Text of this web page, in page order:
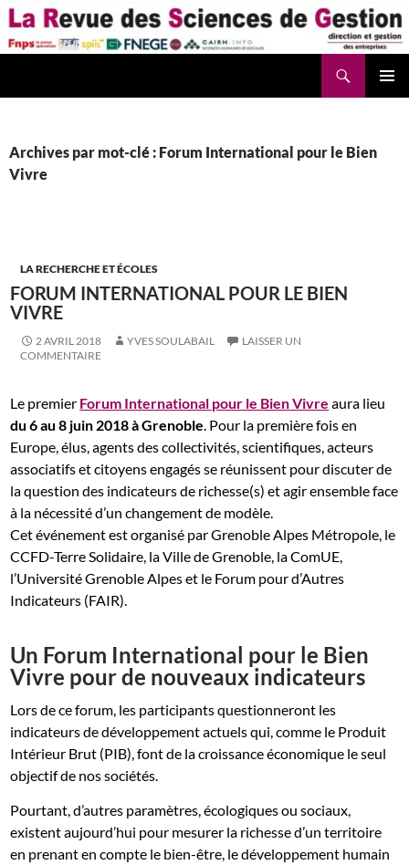
Aller
au
contenu
Archives par mot-clé : Forum International pour le Bien
Vivre
LA RECHERCHE ET ÉCOLES
FORUM INTERNATIONAL POUR LE BIEN
VIVRE
2 AVRIL 2018 YVES SOULABAIL
LAISSER UN
COMMENTAIRE
Le premier Forum International pour le Bien Vivre aura lieu
du 6 au 8 juin 2018 à Grenoble. Pour la première fois en
Europe, élus, agents des collectivités, scientifiques, acteurs
associatifs et citoyens engagés se réunissent pour discuter de
la question des indicateurs de richesse(s) et agir ensemble face
à la nécessité d’un changement de modèle.
Cet événement est organisé par Grenoble Alpes Métropole, le
CCFD-Terre Solidaire, la Ville de Grenoble, la ComUE,
l’Université Grenoble Alpes et le Forum pour d’Autres
Indicateurs (FAIR).
Un Forum International pour le Bien
Vivre pour de nouveaux indicateurs
Lors de ce forum, les participants questionneront les
indicateurs de développement actuels qui, comme le Produit
Intérieur Brut (PIB), font de la croissance économique le seul
objectif de nos sociétés.
Pourtant, d’autres paramètres, écologiques ou sociaux,
existent aujourd’hui pour mesurer la richesse d’un territoire
en prenant en compte le bien-être, le développement humain